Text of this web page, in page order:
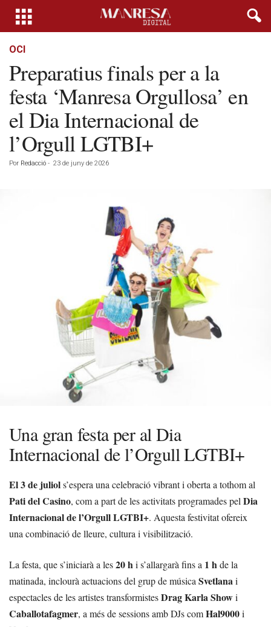
OCI
Preparatius finals per a la
festa ‘Manresa Orgullosa’ en
el Dia Internacional de
l’Orgull LGTBI+
Por Redacció - 23 de juny de 2026
Una gran festa per al Dia
Internacional de l’Orgull LGTBI+
El 3 de juliols’espera una celebració vibrant i oberta a tothom al
Pati del Casino, com a part de les activitats programades pelDia
Internacional de l’Orgull LGTBI+. Aquesta festivitat ofereix
una combinació de lleure, cultura i visibilització.
La festa, que s’iniciarà a les20 hi s’allargarà fins a 1 hde la
matinada, inclourà actuacions del grup de músicaSvetlanai
espectacles de les artistes transformistesDrag Karla Showi
Caballotafagmer, a més de sessions amb DJs comHal9000i